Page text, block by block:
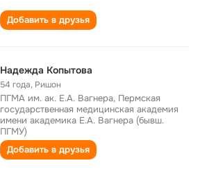
Добавить в друзья
Надежда Копытова
54 года, Ришон
ПГМА им. ак. Е.А. Вагнера, Пермская
государственная медицинская академия
имени академика Е.А. Вагнера (бывш.
ПГМУ)
Добавить в друзья